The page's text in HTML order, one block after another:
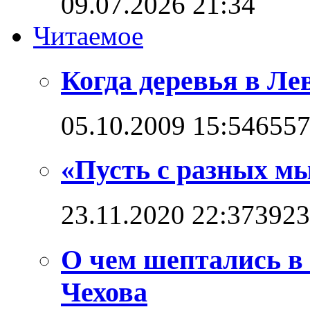
Читаемое
Когда деревья в
05.10.2009 15:546557
«Пусть с разных
23.11.2020 22:373923
О чем шептались
Чехова